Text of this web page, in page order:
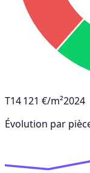
T14 121 €/m²2024
Évolution par